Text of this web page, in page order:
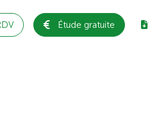
Étude gratuite